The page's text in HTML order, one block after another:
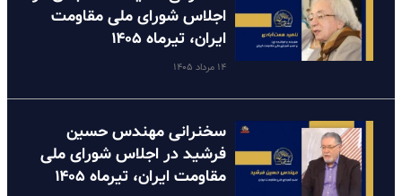
اجلاس شورای ملی مقاومت
ایران، تیرماه ۱۴۰۵
۱۴ مرداد ۱۴۰۵
سخنرانی مهندس حسین
فرشید در اجلاس شورای ملی
مقاومت ایران، تیرماه ۱۴۰۵